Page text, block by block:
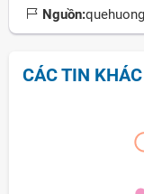
Nguồn:
CÁC TIN KHÁC